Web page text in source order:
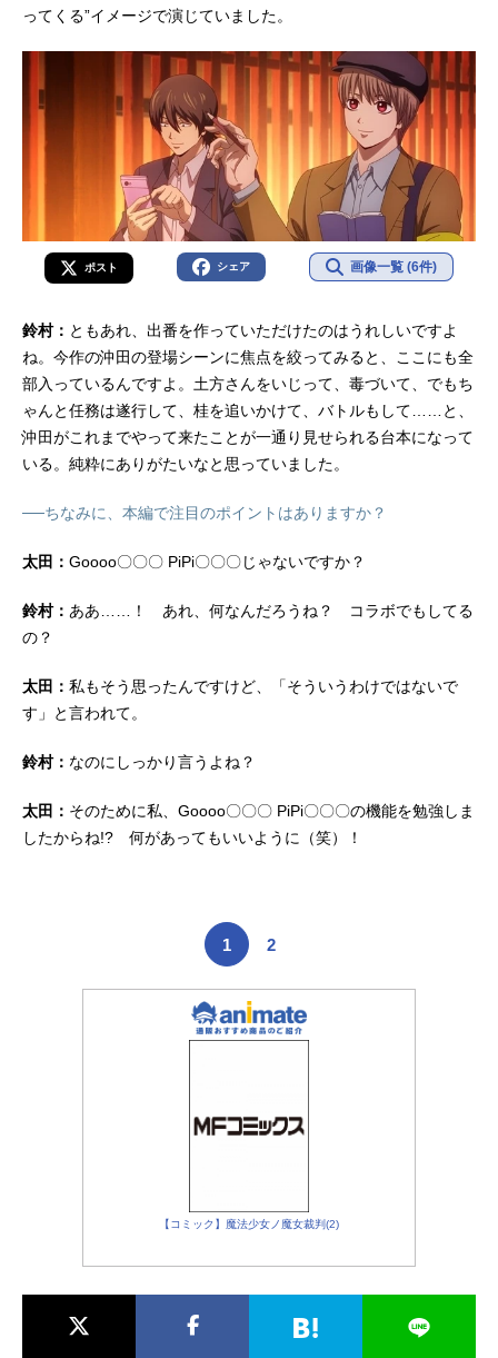
ってくる”イメージで演じていました。
ポスト シェア 画像一覧 (6件)
鈴村： ともあれ、出番を作っていただけたのはうれしいですよ
ね。今作の沖田の登場シーンに焦点を絞ってみると、ここにも全
部入っているんですよ。土方さんをいじって、毒づいて、でもち
ゃんと任務は遂行して、桂を追いかけて、バトルもして……と、
沖田がこれまでやって来たことが一通り見せられる台本になって
いる。純粋にありがたいなと思っていました。
──ちなみに、本編で注目のポイントはありますか？
太田： Goooo〇〇〇 PiPi〇〇〇じゃないですか？
鈴村： ああ……！ あれ、何なんだろうね？ コラボでもしてる
の？
太田： 私もそう思ったんですけど、「そういうわけではないで
す」と言われて。
鈴村： なのにしっかり言うよね？
太田： そのために私、Goooo〇〇〇 PiPi〇〇〇の機能を勉強しま
したからね!? 何があってもいいように（笑）！
1 2
【コミック】魔法少女ノ魔女裁判(2)